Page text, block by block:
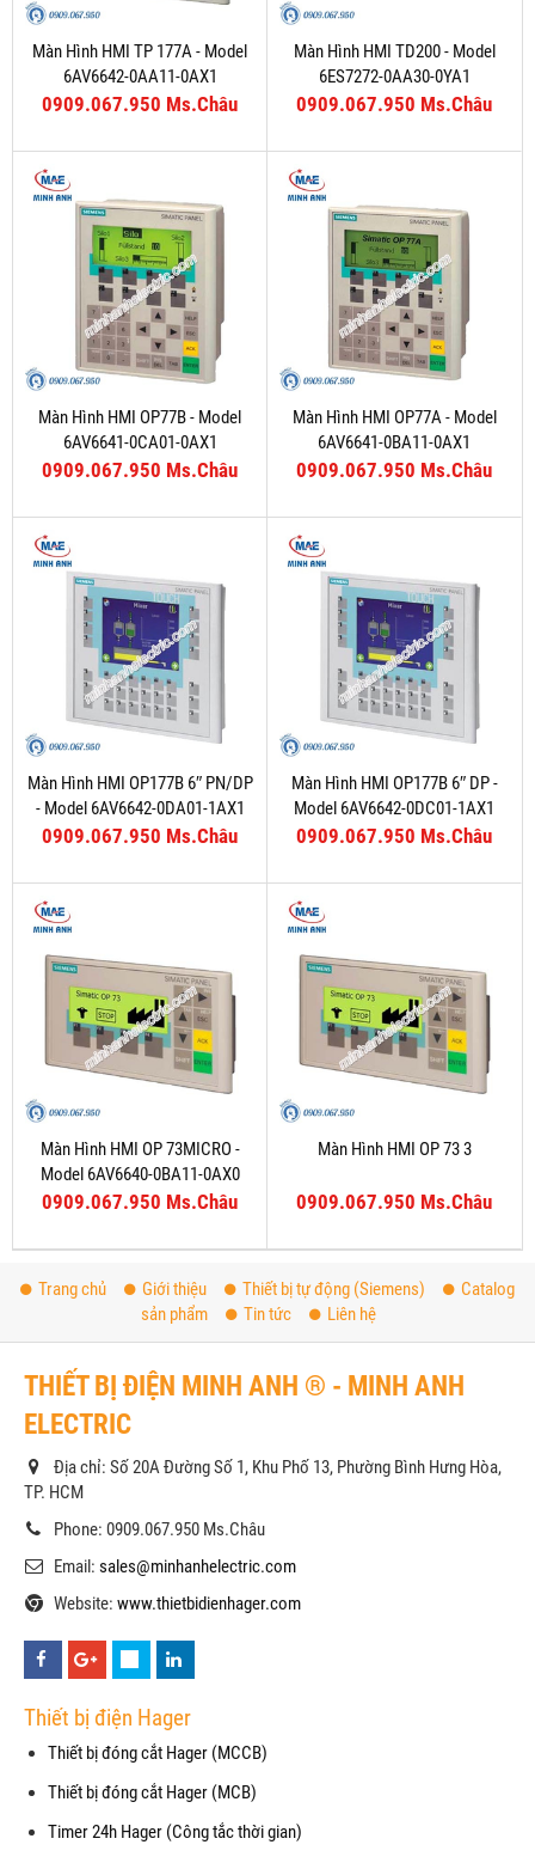
Màn Hình HMI TP 177A - Model
6AV6642-0AA11-0AX1
0909.067.950 Ms.Châu
Màn Hình HMI TD200 - Model
6ES7272-0AA30-0YA1
0909.067.950 Ms.Châu
Màn Hình HMI OP77B - Model
6AV6641-0CA01-0AX1
0909.067.950 Ms.Châu
Màn Hình HMI OP77A - Model
6AV6641-0BA11-0AX1
0909.067.950 Ms.Châu
Màn Hình HMI OP177B 6″ PN/DP
- Model 6AV6642-0DA01-1AX1
0909.067.950 Ms.Châu
Màn Hình HMI OP177B 6″ DP -
Model 6AV6642-0DC01-1AX1
0909.067.950 Ms.Châu
Màn Hình HMI OP 73MICRO -
Model 6AV6640-0BA11-0AX0
0909.067.950 Ms.Châu
Màn Hình HMI OP 73 3
0909.067.950 Ms.Châu
Trang chủ Giới thiệu Thiết bị tự động (Siemens)
Catalog
sản phẩm
Tin tức Liên hệ
THIẾT BỊ ĐIỆN MINH ANH ® - MINH ANH
ELECTRIC
Địa chỉ: Số 20A Đường Số 1, Khu Phố 13, Phường Bình Hưng Hòa,
TP. HCM
Phone: 0909.067.950 Ms.Châu
Email: sales@minhanhelectric.com
Website: www.thietbidienhager.com
Thiết bị điện Hager
Thiết bị đóng cắt Hager (MCCB)
Thiết bị đóng cắt Hager (MCB)
Timer 24h Hager (Công tắc thời gian)